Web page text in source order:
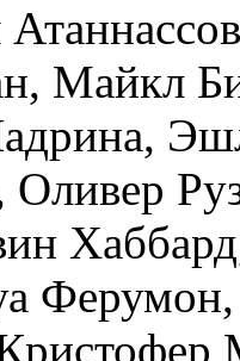
, Майкл
,
Оливер
Хаббард
Ферумон